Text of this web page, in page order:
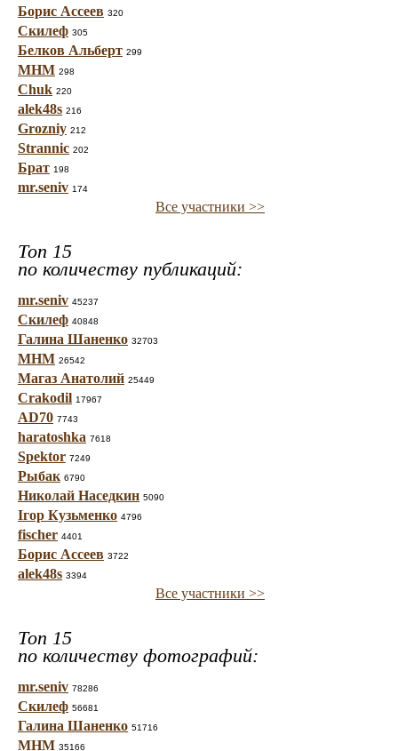
Борис Ассеев 320
Скилеф 305
Белков Альберт 299
МНМ 298
Chuk 220
alek48s 216
Grozniy 212
Strannic 202
Брат 198
mr.seniv 174
Все участники >>
Топ 15
по количеству публикаций:
mr.seniv 45237
Скилеф 40848
Галина Шаненко 32703
МНМ 26542
Магаз Анатолий 25449
Crakodil 17967
AD70 7743
haratoshka 7618
Spektor 7249
Рыбак 6790
Николай Наседкин 5090
Ігор Кузьменко 4796
fischer 4401
Борис Ассеев 3722
alek48s 3394
Все участники >>
Топ 15
по количеству фотографий:
mr.seniv 78286
Скилеф 56681
Галина Шаненко 51716
МНМ 35166